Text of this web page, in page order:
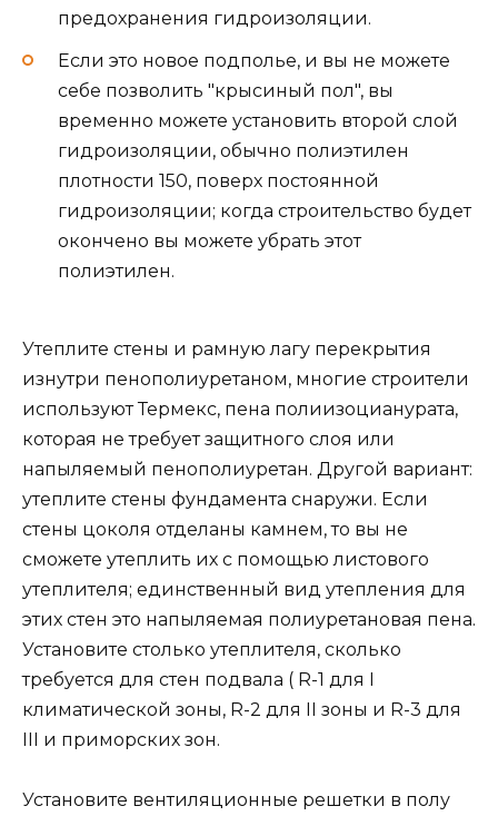
предохранения гидроизоляции.
Если это новое подполье, и вы не можете
себе позволить "крысиный пол", вы
временно можете установить второй слой
гидроизоляции, обычно полиэтилен
плотности 150, поверх постоянной
гидроизоляции; когда строительство будет
окончено вы можете убрать этот
полиэтилен.
Утеплите стены и рамную лагу перекрытия
изнутри пенополиуретаном, многие строители
используют Термекс, пена полиизоцианурата,
которая не требует защитного слоя или
напыляемый пенополиуретан. Другой вариант:
утеплите стены фундамента снаружи. Если
стены цоколя отделаны камнем, то вы не
сможете утеплить их с помощью листового
утеплителя; единственный вид утепления для
этих стен это напыляемая полиуретановая пена.
Установите столько утеплителя, сколько
требуется для стен подвала ( R-1 для I
климатической зоны, R-2 для II зоны и R-3 для
III и приморских зон.
Установите вентиляционные решетки в полу